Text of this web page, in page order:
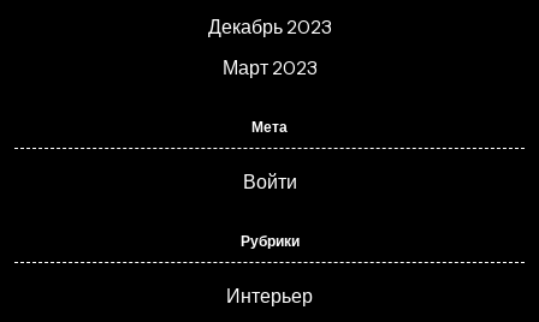
Декабрь 2023
Март 2023
Мета
Войти
Рубрики
Интерьер